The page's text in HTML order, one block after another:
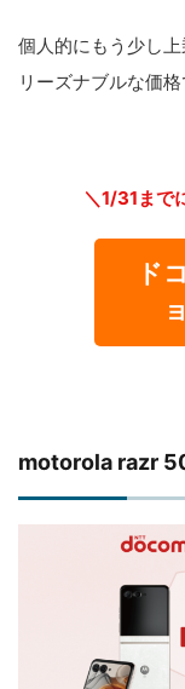
個人的にもう少し
リーズナブルな価格
＼1/31まで
ド
motorola razr